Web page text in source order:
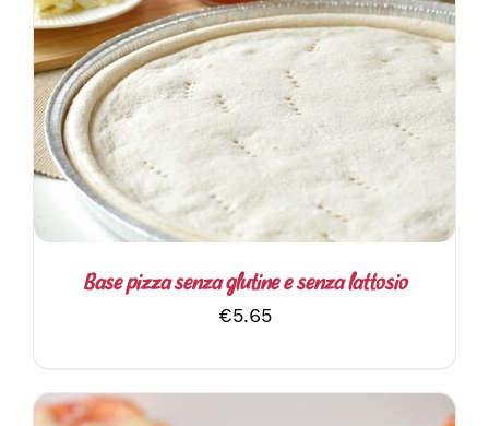
AGGIUNGI AL CARRELLO DETTAGLI
Base pizza senza glutine e senza lattosio
€5.65